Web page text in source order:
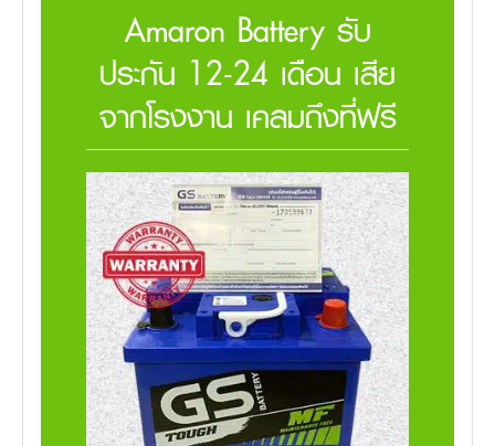
Amaron Battery รับ
ประกัน 12-24 เดือน เสีย
จากโรงงาน เคลมถึงที่ฟรี